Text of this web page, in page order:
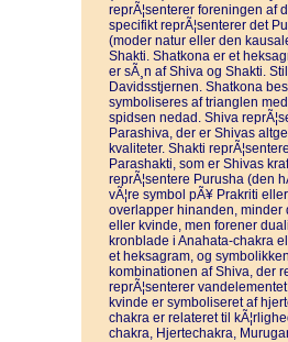
reprÃ¦senterer foreningen af
specifikt reprÃ¦senterer det
(moder natur eller den
Shakti. Shatkona er et
er sÃ¸n af Shiva og Shakti.
Davidsstjernen. Shatkona
symboliseres af trianglen
spidsen nedad. Shiva
Parashiva, der er Shivas
kvaliteter. Shakti
Parashakti, som er Shivas
reprÃ¦sentere Purusha (den
vÃ¦re symbol pÃ¥ Prakriti
overlapper hinanden, minder
eller kvinde, men forener
kronblade i Anahata-chakra
et heksagram, og
kombinationen af Shiva, der
reprÃ¦senterer
kvinde er symboliseret af
chakra er relateret til
chakra, Hjertechakra,